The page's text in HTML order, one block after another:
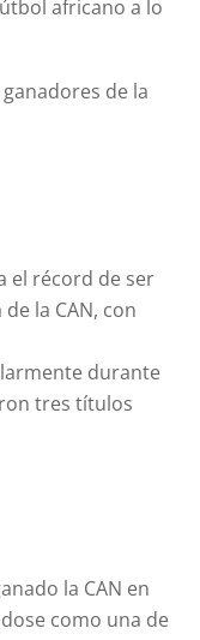
africano a lo
de la
el récord de ser
la CAN, con
durante
tres títulos
la CAN en
como una de